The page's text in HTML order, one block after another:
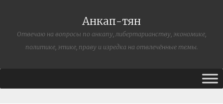
Анкап-тян
Отвечаю на вопросы по анкапу, либертарианству, экономике,
политике, этике, праву и изредка на отвлечённые темы.